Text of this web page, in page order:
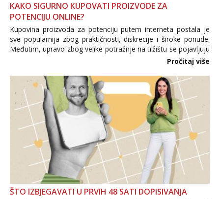
KAKO SIGURNO KUPOVATI PROIZVODE ZA
POTENCIJU ONLINE?
Kupovina proizvoda za potenciju putem interneta postala je
sve popularnija zbog praktičnosti, diskrecije i široke ponude.
Međutim, upravo zbog velike potražnje na tržištu se pojavljuju
i brojni krivotvoreni proizvodi, nepouzdane internetske
Pročitaj više
ŠTO IZBJEGAVATI U PRVIH 48 SATI DOPISIVANJA